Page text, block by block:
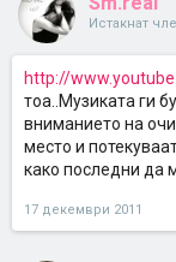
Истакнат
http://
тоа..Музиката ги
вниманието на
место и
како последни да
17 декември 2011